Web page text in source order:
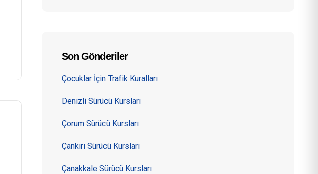
Son Gönderiler
Çocuklar İçin Trafik Kuralları
Denizli Sürücü Kursları
Çorum Sürücü Kursları
Çankırı Sürücü Kursları
Çanakkale Sürücü Kursları